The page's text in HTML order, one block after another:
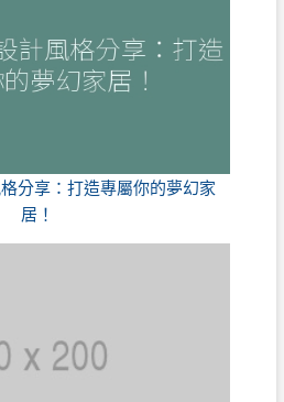
分享：打造專屬你的夢幻家
居！